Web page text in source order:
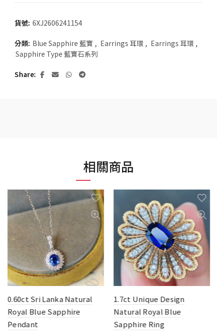
貨號: 6XJ2606241154
分類: Blue Sapphire 藍寶 , Earrings 耳環 , Earrings 耳環 ,
Sapphire Type 藍寶石系列
Share
相關商品
0.60ct Sri Lanka Natural
Royal Blue Sapphire
Pendant
1.7ct Unique Design
Natural Royal Blue
Sapphire Ring